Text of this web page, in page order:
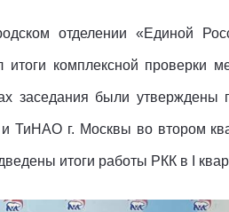
отделении «Единой
итоги комплексной
заседания были утверждены
г. Москвы во втором
итоги работы РКК в I